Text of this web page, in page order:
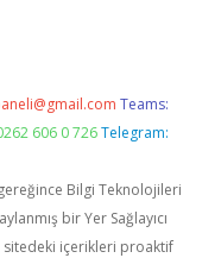
Teams:
606 0 726 Telegram:
Bilgi Teknolojileri
bir Yer Sağlayıcı
içerikleri proaktif